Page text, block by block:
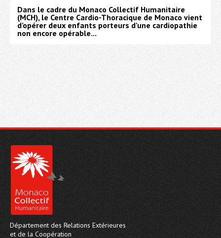
Dans le cadre du Monaco Collectif Humanitaire
(MCH), le Centre Cardio-Thoracique de Monaco vient
d’opérer deux enfants porteurs d’une cardiopathie
non encore opérable...
Département des Relations Extérieures
et de la Coopération